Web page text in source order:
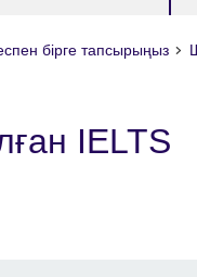
бірге тапсырыңыз
IELTS